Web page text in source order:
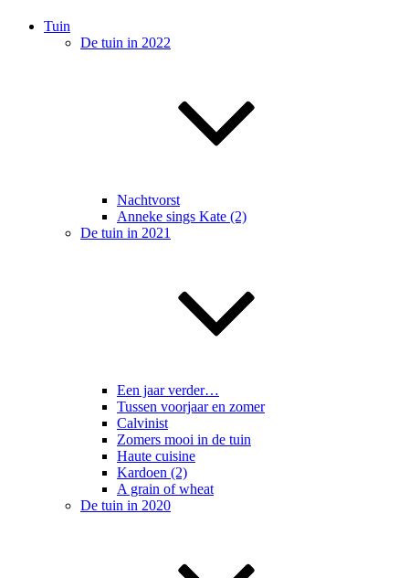
Tuin
De tuin in 2022
Nachtvorst
Anneke sings Kate (2)
De tuin in 2021
Een jaar verder…
Tussen voorjaar en zomer
Calvinist
Zomers mooi in de tuin
Haute cuisine
Kardoen (2)
A grain of wheat
De tuin in 2020